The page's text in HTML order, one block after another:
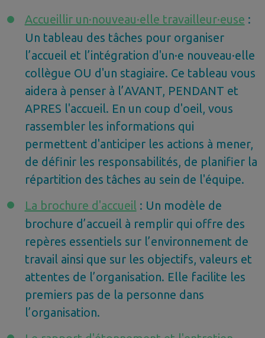
Accueillir un·nouveau·elle travailleur·euse :
Un tableau des tâches pour organiser
l’accueil et l’intégration d'un·e nouveau·elle
collègue OU d'un stagiaire. Ce tableau vous
aidera à penser à l’AVANT, PENDANT et
APRES l'accueil. En un coup d'oeil, vous
rassembler les informations qui
permettent d'anticiper les actions à mener,
de définir les responsabilités, de planifier la
répartition des tâches au sein de l'équipe.
La brochure d'accueil : Un modèle de
brochure d’accueil à remplir qui offre des
repères essentiels sur l’environnement de
travail ainsi que sur les objectifs, valeurs et
attentes de l’organisation. Elle facilite les
premiers pas de la personne dans
l’organisation.